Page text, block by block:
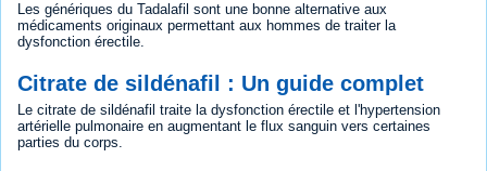
Les génériques du Tadalafil sont une bonne alternative aux
médicaments originaux permettant aux hommes de traiter la
dysfonction érectile.
Citrate de sildénafil : Un guide complet
Le citrate de sildénafil traite la dysfonction érectile et l'hypertension
artérielle pulmonaire en augmentant le flux sanguin vers certaines
parties du corps.